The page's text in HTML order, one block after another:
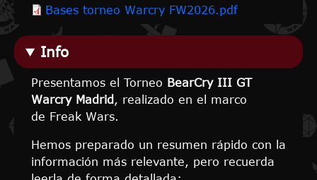
Bases torneo Warcry FW2026.pdf
Info
Presentamos el Torneo BearCry III GT
Warcry Madrid , realizado en el marco
de Freak Wars.
Hemos preparado un resumen rápido con la
información más relevante, pero recuerda